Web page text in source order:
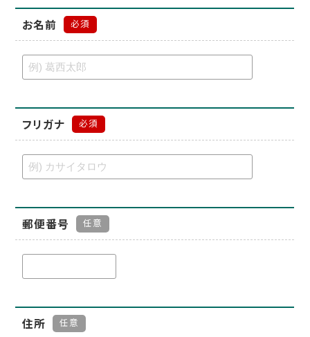
お名前 必須
フリガナ 必須
郵便番号 任意
住所 任意